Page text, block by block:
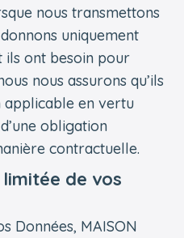
nous transmettons
uniquement
ils ont besoin pour
nous assurons qu’ils
en vertu
obligation
contractuelle.
de vos
Données, MAISON